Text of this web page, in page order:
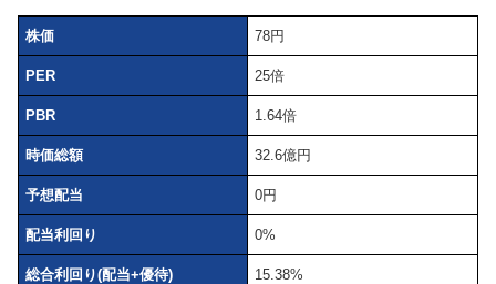
株価 78円
PER 25倍
PBR 1.64倍
時価総額 32.6億円
予想配当 0円
配当利回り 0%
総合利回り(配当+優待) 15.38%